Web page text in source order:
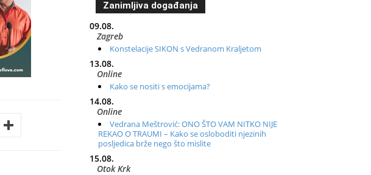
Zanimljiva događanja
09.08.
Zagreb
Konstelacije SIKON s Vedranom Kraljetom
13.08.
Online
Kako se nositi s emocijama?
14.08.
Online
Vedrana Meštrović: ONO ŠTO VAM NITKO NIJE
REKAO O TRAUMI – Kako se osloboditi njezinih
posljedica brže nego što mislite
15.08.
Otok Krk